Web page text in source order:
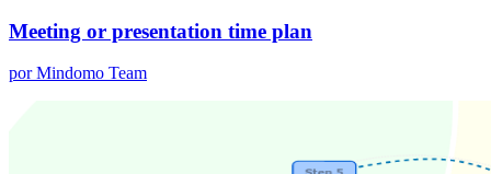
Meeting or presentation time plan
por Mindomo Team